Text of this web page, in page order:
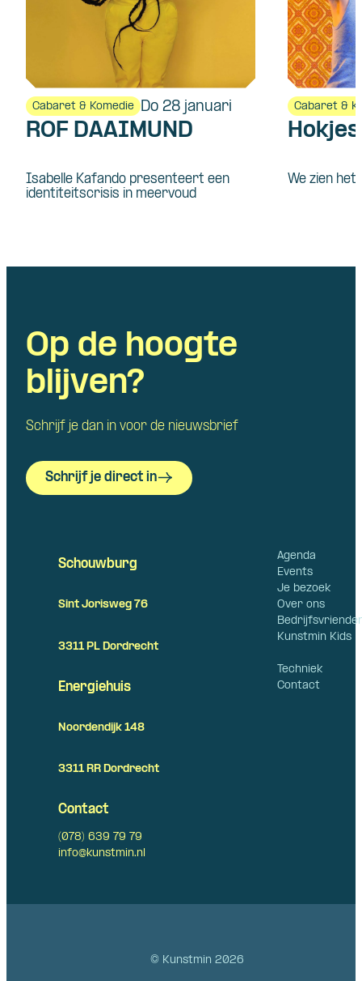
Cabaret & Komedie Do 28 januari
ROF DAAIMUND
Isabelle Kafando presenteert een
identiteitscrisis in meervoud
Cabaret &
We zien het
Op de hoogte
blijven?
Schrijf je dan in voor de nieuwsbrief
Schrijf je direct in
Agenda
Events
Je bezoek
Over ons
Kunstmin Kids
Techniek
Contact
Schouwburg
Sint Jorisweg 76
3311 PL Dordrecht
Energiehuis
Noordendijk 148
3311 RR Dordrecht
Contact
(078) 639 79 79
info@kunstmin.nl
© Kunstmin 2026